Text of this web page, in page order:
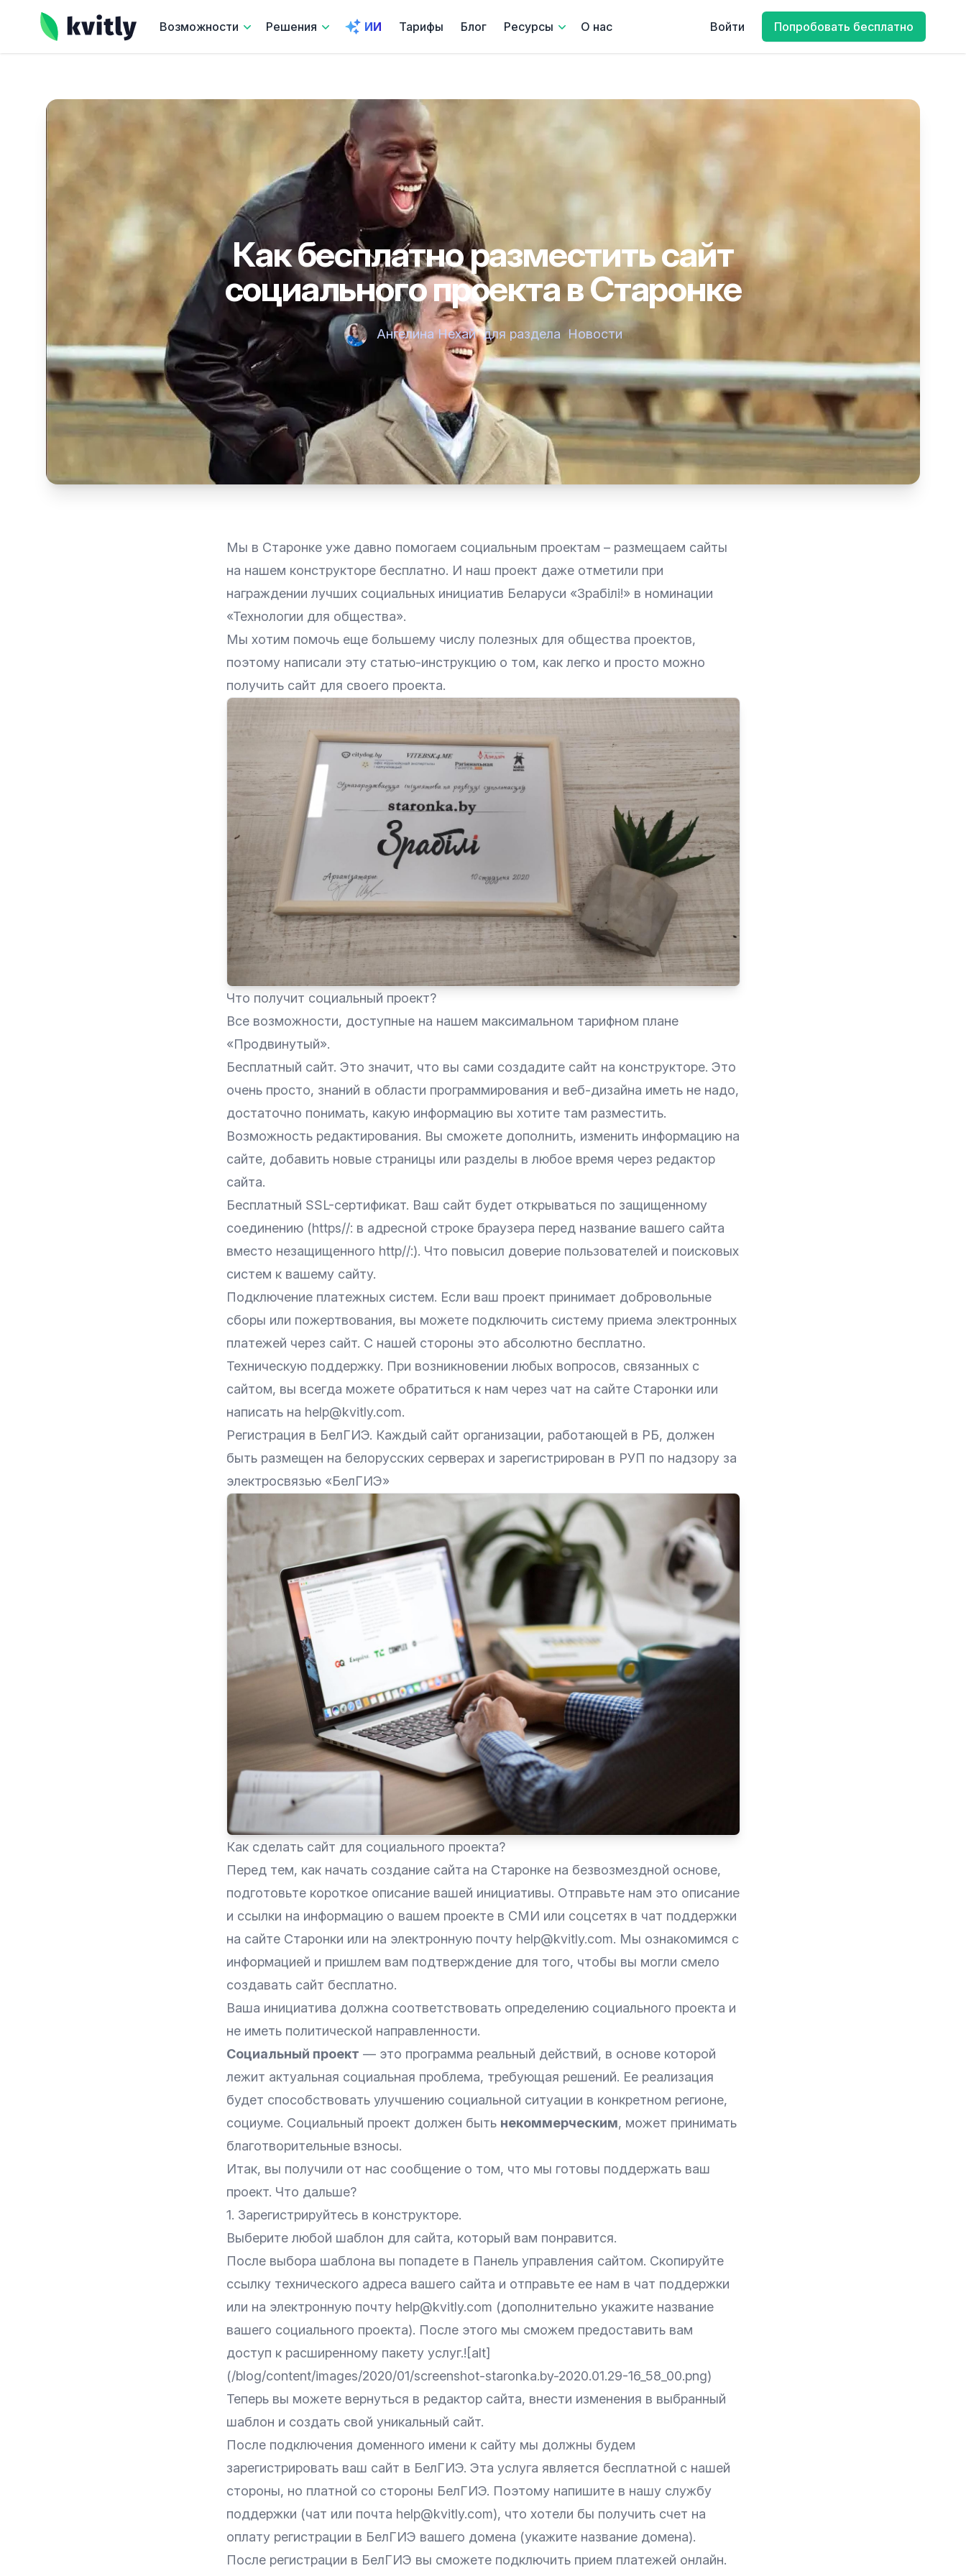
kvitly Возможности Решения ИИ Тарифы Блог Ресурсы О нас Войти Попробовать бесплатно
Как бесплатно разместить сайт
социального проекта в Старонке
Ангелина Нехайдля раздела Новости
Мы в Старонке уже давно помогаем социальным проектам – размещаем сайты
на нашем конструкторе бесплатно. И наш проект даже отметили при
награждении лучших социальных инициатив Беларуси «Зрабілі!» в номинации
«Технологии для общества».
Мы хотим помочь еще большему числу полезных для общества проектов,
поэтому написали эту статью-инструкцию о том, как легко и просто можно
получить сайт для своего проекта.
Что получит социальный проект?
Все возможности, доступные на нашем максимальном тарифном плане
«Продвинутый».
Бесплатный сайт. Это значит, что вы сами создадите сайт на конструкторе. Это
очень просто, знаний в области программирования и веб-дизайна иметь не надо,
достаточно понимать, какую информацию вы хотите там разместить.
Возможность редактирования. Вы сможете дополнить, изменить информацию на
сайте, добавить новые страницы или разделы в любое время через редактор
сайта.
Бесплатный SSL-сертификат. Ваш сайт будет открываться по защищенному
соединению (https//: в адресной строке браузера перед название вашего сайта
вместо незащищенного http//:). Что повысил доверие пользователей и поисковых
систем к вашему сайту.
Подключение платежных систем. Если ваш проект принимает добровольные
сборы или пожертвования, вы можете подключить систему приема электронных
платежей через сайт. С нашей стороны это абсолютно бесплатно.
Техническую поддержку. При возникновении любых вопросов, связанных с
сайтом, вы всегда можете обратиться к нам через чат на сайте Старонки или
написать на help@kvitly.com.
Регистрация в БелГИЭ. Каждый сайт организации, работающей в РБ, должен
быть размещен на белорусских серверах и зарегистрирован в РУП по надзору за
электросвязью «БелГИЭ»
Как сделать сайт для социального проекта?
Перед тем, как начать создание сайта на Старонке на безвозмездной основе,
подготовьте короткое описание вашей инициативы. Отправьте нам это описание
и ссылки на информацию о вашем проекте в СМИ или соцсетях в чат поддержки
на сайте Старонки или на электронную почту help@kvitly.com. Мы ознакомимся с
информацией и пришлем вам подтверждение для того, чтобы вы могли смело
создавать сайт бесплатно.
Ваша инициатива должна соответствовать определению социального проекта и
не иметь политической направленности.
Социальный проект — это программа реальный действий, в основе которой
лежит актуальная социальная проблема, требующая решений. Ее реализация
будет способствовать улучшению социальной ситуации в конкретном регионе,
социуме. Социальный проект должен быть некоммерческим, может принимать
благотворительные взносы.
Итак, вы получили от нас сообщение о том, что мы готовы поддержать ваш
проект. Что дальше?
1. Зарегистрируйтесь в конструкторе.
Выберите любой шаблон для сайта, который вам понравится.
После выбора шаблона вы попадете в Панель управления сайтом. Скопируйте
ссылку технического адреса вашего сайта и отправьте ее нам в чат поддержки
или на электронную почту help@kvitly.com (дополнительно укажите название
вашего социального проекта). После этого мы сможем предоставить вам
доступ к расширенному пакету услуг.![alt]
(/blog/content/images/2020/01/screenshot-staronka.by-2020.01.29-16_58_00.png)
Теперь вы можете вернуться в редактор сайта, внести изменения в выбранный
шаблон и создать свой уникальный сайт.
После подключения доменного имени к сайту мы должны будем
зарегистрировать ваш сайт в БелГИЭ. Эта услуга является бесплатной с нашей
стороны, но платной со стороны БелГИЭ. Поэтому напишите в нашу службу
поддержки (чат или почта help@kvitly.com), что хотели бы получить счет на
оплату регистрации в БелГИЭ вашего домена (укажите название домена).
После регистрации в БелГИЭ вы сможете подключить прием платежей онлайн.